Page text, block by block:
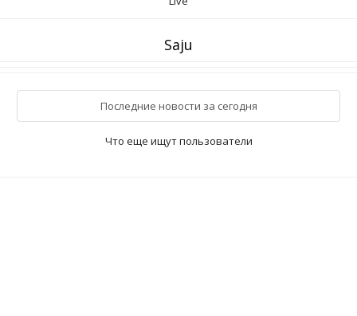
Saju
Последние новости за сегодня
Что еще ищут пользователи